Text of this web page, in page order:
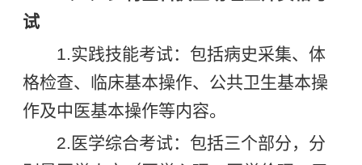
试
1.实践技能考试：包括病史采集、体
格检查、临床基本操作、公共卫生基本操
作及中医基本操作等内容。
2.医学综合考试：包括三个部分，分